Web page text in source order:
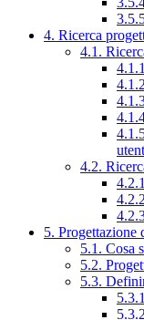
4. Ricerca
4.1.
4.2.
5. Progettazione
5.1. Cosa
5.2.
5.3.